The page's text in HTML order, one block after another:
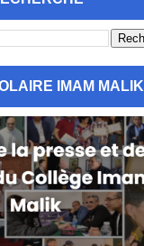
IMAM MALIK